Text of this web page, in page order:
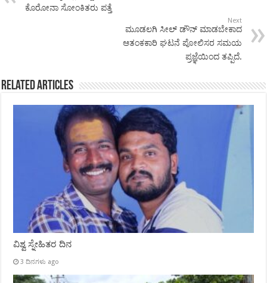
ಕೊರೋನಾ ಸೋಂಕಿತರು ಪತ್ತೆ
Next
ಮೂಡಲಗಿ ಸೀಲ್ ಡೌನ್ ಮಾಡಬೇಕಾದ
ಆತಂಕಕಾರಿ ಘಟನೆ ಪೋಲಿಸರ ಸಮಯ
ಪ್ರಜ್ಞೆಯಿಂದ ತಪ್ಪಿದೆ.
Related Articles
ವಿಶ್ವ ಸ್ನೇಹಿತರ ದಿನ
3 ದಿನಗಳು ago